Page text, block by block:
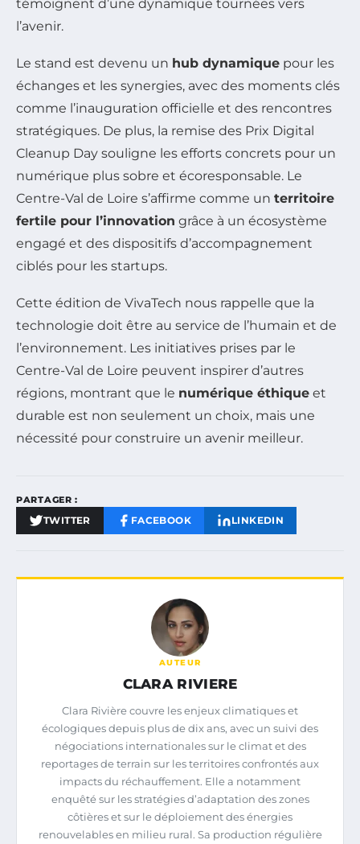
témoignent d’une dynamique tournées vers
l’avenir.
Le stand est devenu un hub dynamique pour les
échanges et les synergies, avec des moments clés
comme l’inauguration officielle et des rencontres
stratégiques. De plus, la remise des Prix Digital
Cleanup Day souligne les efforts concrets pour un
numérique plus sobre et écoresponsable. Le
Centre-Val de Loire s’affirme comme un territoire
fertile pour l’innovation grâce à un écosystème
engagé et des dispositifs d’accompagnement
ciblés pour les startups.
Cette édition de VivaTech nous rappelle que la
technologie doit être au service de l’humain et de
l’environnement. Les initiatives prises par le
Centre-Val de Loire peuvent inspirer d’autres
régions, montrant que le numérique éthique et
durable est non seulement un choix, mais une
nécessité pour construire un avenir meilleur.
PARTAGER :
TWITTER FACEBOOK LINKEDIN
AUTEUR
CLARA RIVIERE
Clara Rivière couvre les enjeux climatiques et
écologiques depuis plus de dix ans, avec un suivi des
négociations internationales sur le climat et des
reportages de terrain sur les territoires confrontés aux
impacts du réchauffement. Elle a notamment
enquêté sur les stratégies d’adaptation des zones
côtières et sur le déploiement des énergies
renouvelables en milieu rural. Sa production régulière